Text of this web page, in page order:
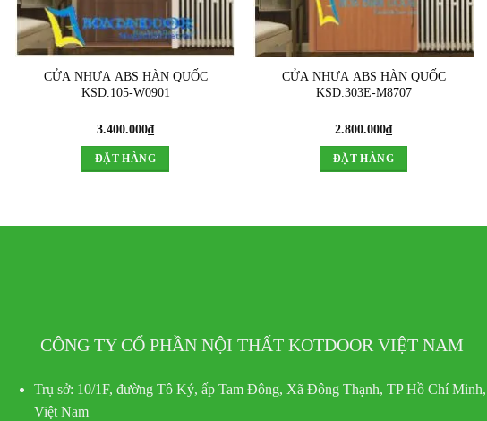
CỬA NHỰA ABS HÀN QUỐC
KSD.105-W0901
3.400.000₫
ĐẶT HÀNG
CỬA NHỰA ABS HÀN QUỐC
KSD.303E-M8707
2.800.000₫
ĐẶT HÀNG
CÔNG TY CỔ PHẦN NỘI THẤT KOTDOOR VIỆT NAM
Trụ sở: 10/1F, đường Tô Ký, ấp Tam Đông, Xã Đông Thạnh, TP Hồ Chí Minh,
Việt Nam